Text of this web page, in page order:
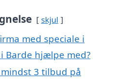
skjul
med speciale i
Barde hjælpe med?
3 tilbud på